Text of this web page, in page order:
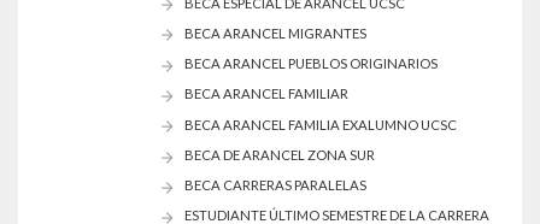
BECA ARANCEL MIGRANTES
BECA ARANCEL PUEBLOS ORIGINARIOS
BECA ARANCEL FAMILIAR
BECA ARANCEL FAMILIA EXALUMNO UCSC
BECA DE ARANCEL ZONA SUR
BECA CARRERAS PARALELAS
ESTUDIANTE ÚLTIMO SEMESTRE DE LA CARRERA